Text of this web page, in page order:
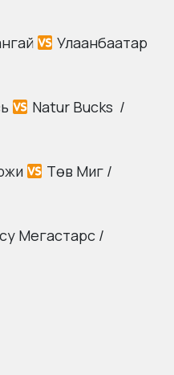
Улаанбаатар
Natur Bucks /
Төв Миг /
Мегастарс /